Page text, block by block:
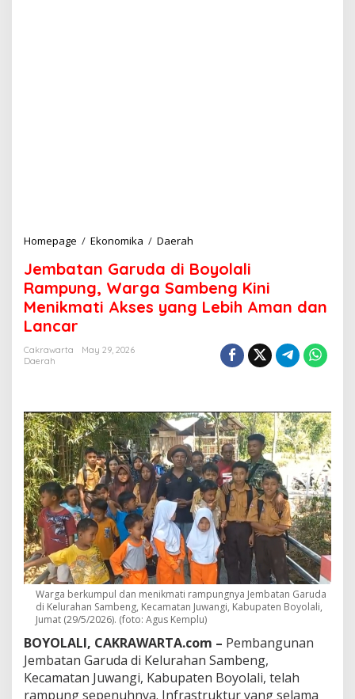
Homepage / Ekonomika / Daerah
m
b
a
t
d
a
d
i
B
o
y
o
l
l
i
R
a
m
p
u
g
,
Jembatan Garuda di Boyolali
Rampung, Warga Sambeng Kini
Menikmati Akses yang Lebih Aman dan
Lancar
Cakrawarta
May 29, 2026
Daerah
Warga berkumpul dan menikmati rampungnya Jembatan Garuda
di Kelurahan Sambeng, Kecamatan Juwangi, Kabupaten Boyolali,
Jumat (29/5/2026). (foto: Agus Kemplu)
BOYOLALI, CAKRAWARTA.com – Pembangunan
Jembatan Garuda di Kelurahan Sambeng,
Kecamatan Juwangi, Kabupaten Boyolali, telah
rampung sepenuhnya. Infrastruktur yang selama